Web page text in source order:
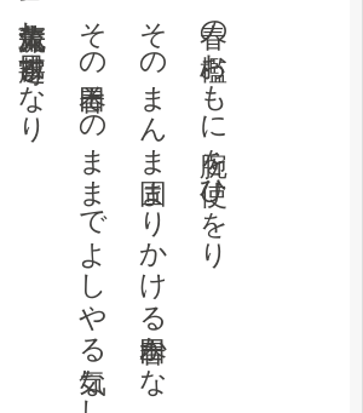
春の檻おもに腕を使ひをり
そのまんま固まりかける春田かな
その春田そのままでよしやる気なし
大蒜先輩流し目寄越すなり